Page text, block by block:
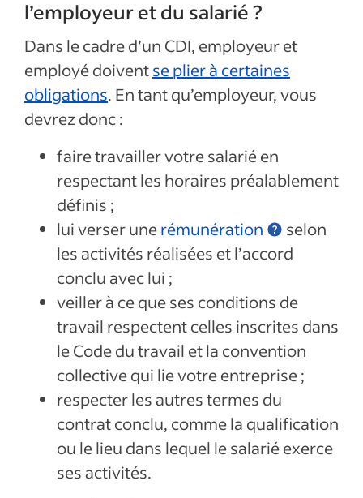
l’employeur et du salarié ?
Dans le cadre d’un CDI, employeur et
employé doiventse plier à certaines
obligations. En tant qu’employeur, vous
devrez donc :
faire travailler votre salarié en
respectant les horaires préalablement
définis ;
lui verser unerémunération
selon
les activités réalisées et l’accord
conclu avec lui ;
veiller à ce que ses conditions de
travail respectent celles inscrites dans
le Code du travail et la convention
collective qui lie votre entreprise ;
respecter les autres termes du
contrat conclu, comme la qualification
ou le lieu dans lequel le salarié exerce
ses activités.